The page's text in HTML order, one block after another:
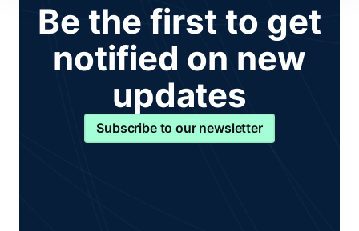
Be the first to get
notified on new
updates
Subscribe to our newsletter